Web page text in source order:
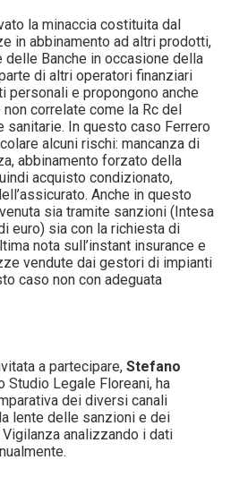
la minaccia costituita dal
in abbinamento ad altri prodotti,
delle Banche in occasione della
di altri operatori finanziari
e propongono anche
correlate come la Rc del
In questo caso Ferrero
alcuni rischi: mancanza di
abbinamento forzato della
acquisto condizionato,
Anche in questo
sia tramite sanzioni (Intesa
euro) sia con la richiesta di
nota sull’instant insurance e
vendute dai gestori di impianti
caso non con adeguata
a partecipare,Stefano
Studio Legale Floreani, ha
dei diversi canali
lente delle sanzioni e dei
analizzando i dati